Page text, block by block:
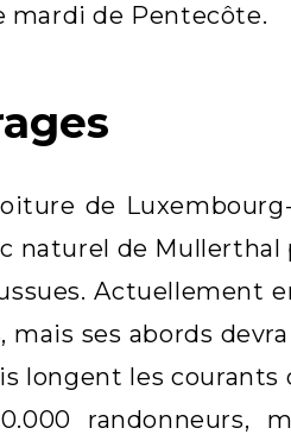
mardi de Pentecôte.
de
naturel de Mullerthal
Actuellement
mais ses abords
longent les courants
randonneurs,